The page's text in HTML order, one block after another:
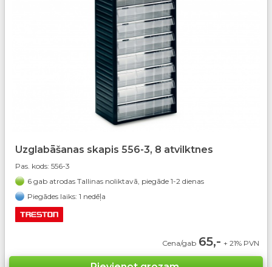
Uzglabāšanas skapis 556-3, 8 atvilktnes
Pas. kods: 556-3
6 gab atrodas Tallinas noliktavā, piegāde 1-2 dienas
Piegādes laiks: 1 nedēļa
Cena/gab 65,- + 21% PVN